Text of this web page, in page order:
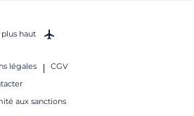
légales
CGV
aux sanctions
haut